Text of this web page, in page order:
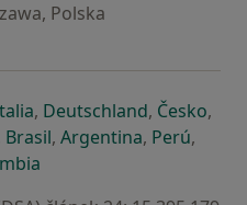
Polska
nové záložce
otevře v nové záložce
se otevře v nové záložce
, Deutschlandse otevře v
, Českose
,
záložce
v nové záložce
otevře v nové záložce
Brasilse otevře v nové
, Argentinase otevře v
, Perúse
,